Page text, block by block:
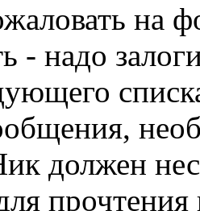
на
- надо
должен